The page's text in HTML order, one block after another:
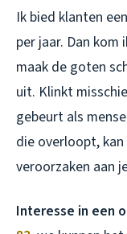
Ik bied klanten
per jaar. Dan
maak de goten
uit. Klinkt
gebeurt als
die overloopt,
veroorzaken aan
Interesse in een